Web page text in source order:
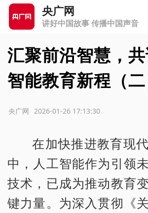
央广网
讲好中国故事 传播中国声音
汇聚前沿智慧，
智能教育新程（二
2026-01-26 17:13:30
央广网
在加快推进教育现
中，人工智能作为引领
技术，已成为推动教育
键力量。为深入贯彻《